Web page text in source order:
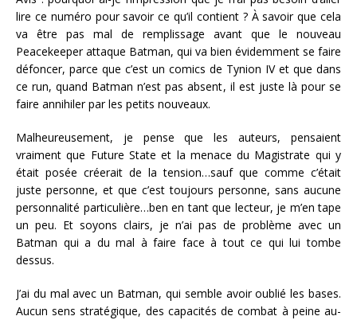
lire ce numéro pour savoir ce qu’il contient ? À savoir que cela
va être pas mal de remplissage avant que le nouveau
Peacekeeper attaque Batman, qui va bien évidemment se faire
défoncer, parce que c’est un comics de Tynion IV et que dans
ce run, quand Batman n’est pas absent, il est juste là pour se
faire annihiler par les petits nouveaux.
Malheureusement, je pense que les auteurs, pensaient
vraiment que Future State et la menace du Magistrate qui y
était posée créerait de la tension…sauf que comme c’était
juste personne, et que c’est toujours personne, sans aucune
personnalité particulière…ben en tant que lecteur, je m’en tape
un peu. Et soyons clairs, je n’ai pas de problème avec un
Batman qui a du mal à faire face à tout ce qui lui tombe
dessus.
J’ai du mal avec un Batman, qui semble avoir oublié les bases.
Aucun sens stratégique, des capacités de combat à peine au-